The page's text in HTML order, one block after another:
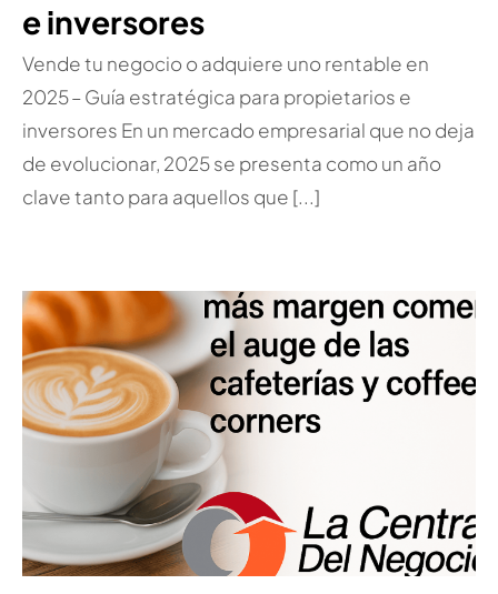
e inversores
Vende tu negocio o adquiere uno rentable en
2025 – Guía estratégica para propietarios e
inversores En un mercado empresarial que no deja
de evolucionar, 2025 se presenta como un año
clave tanto para aquellos que [...]